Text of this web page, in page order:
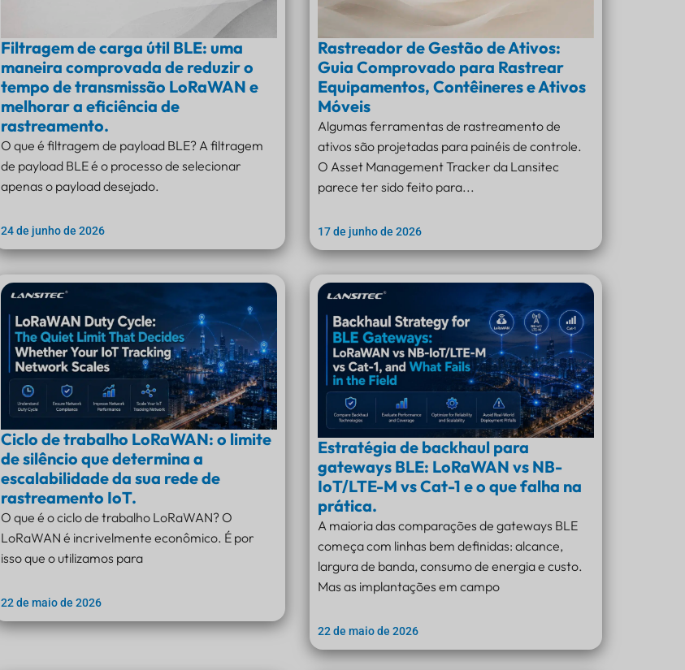
Filtragem de carga útil BLE: uma
maneira comprovada de reduzir o
tempo de transmissão LoRaWAN e
melhorar a eficiência de
rastreamento.
O que é filtragem de payload BLE? A filtragem
de payload BLE é o processo de selecionar
apenas o payload desejado.
24 de junho de 2026
Rastreador de Gestão de Ativos:
Guia Comprovado para Rastrear
Equipamentos, Contêineres e Ativos
Móveis
Algumas ferramentas de rastreamento de
ativos são projetadas para painéis de controle.
O Asset Management Tracker da Lansitec
parece ter sido feito para...
17 de junho de 2026
Ciclo de trabalho LoRaWAN: o limite
de silêncio que determina a
escalabilidade da sua rede de
rastreamento IoT.
O que é o ciclo de trabalho LoRaWAN? O
LoRaWAN é incrivelmente econômico. É por
isso que o utilizamos para
22 de maio de 2026
Estratégia de backhaul para
gateways BLE: LoRaWAN vs NB-
IoT/LTE-M vs Cat-1 e o que falha na
prática.
A maioria das comparações de gateways BLE
começa com linhas bem definidas: alcance,
largura de banda, consumo de energia e custo.
Mas as implantações em campo
22 de maio de 2026